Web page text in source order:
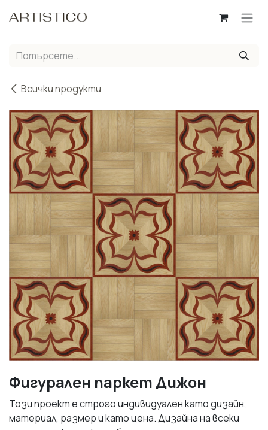
Всички продукти
Фигурален паркет Дижон
Този проект е строго индивидуален като дизайн,
материал, размер и като цена. Дизайна на всеки